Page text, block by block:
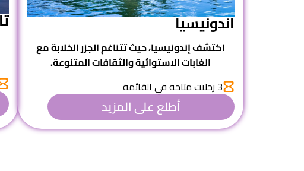
اندونيسيا
اكتشفإندونيسيا، حيث تتناغم الجزر الخلابة مع
الغابات الاستوائية والثقافات المتنوعة.
3 رحلات متاحه في القائمة
أطلع على المزيد